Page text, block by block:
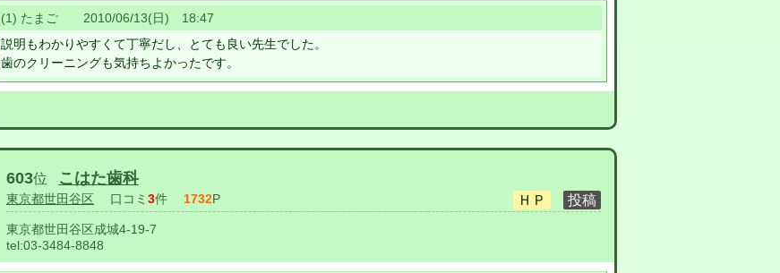
(1) たまご 2010/06/13(日) 18:47
説明もわかりやすくて丁寧だし、とても良い先生でした。
歯のクリーニングも気持ちよかったです。
603位 こはた歯科
東京都世田谷区 口コミ 3件 1732P
東京都世田谷区成城4-19-7
tel:03-3484-8848